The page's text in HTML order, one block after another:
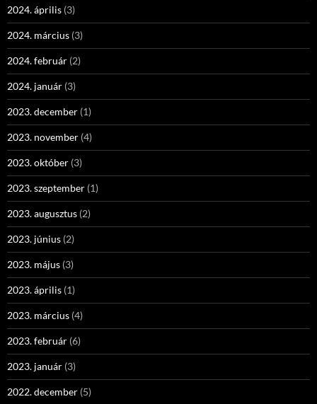
2024. április (3)
2024. március (3)
2024. február (2)
2024. január (3)
2023. december (1)
2023. november (4)
2023. október (3)
2023. szeptember (1)
2023. augusztus (2)
2023. június (2)
2023. május (3)
2023. április (1)
2023. március (4)
2023. február (6)
2023. január (3)
2022. december (5)